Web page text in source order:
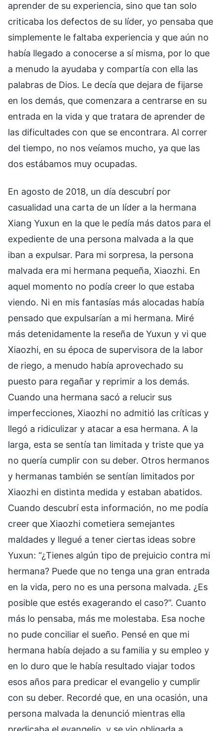
aprender de su experiencia, sino que tan solo
criticaba los defectos de su líder, yo pensaba que
simplemente le faltaba experiencia y que aún no
había llegado a conocerse a sí misma, por lo que
a menudo la ayudaba y compartía con ella las
palabras de Dios. Le decía que dejara de fijarse
en los demás, que comenzara a centrarse en su
entrada en la vida y que tratara de aprender de
las dificultades con que se encontrara. Al correr
del tiempo, no nos veíamos mucho, ya que las
dos estábamos muy ocupadas.
En agosto de 2018, un día descubrí por
casualidad una carta de un líder a la hermana
Xiang Yuxun en la que le pedía más datos para el
expediente de una persona malvada a la que
iban a expulsar. Para mi sorpresa, la persona
malvada era mi hermana pequeña, Xiaozhi. En
aquel momento no podía creer lo que estaba
viendo. Ni en mis fantasías más alocadas había
pensado que expulsarían a mi hermana. Miré
más detenidamente la reseña de Yuxun y vi que
Xiaozhi, en su época de supervisora de la labor
de riego, a menudo había aprovechado su
puesto para regañar y reprimir a los demás.
Cuando una hermana sacó a relucir sus
imperfecciones, Xiaozhi no admitió las críticas y
llegó a ridiculizar y atacar a esa hermana. A la
larga, esta se sentía tan limitada y triste que ya
no quería cumplir con su deber. Otros hermanos
y hermanas también se sentían limitados por
Xiaozhi en distinta medida y estaban abatidos.
Cuando descubrí esta información, no me podía
creer que Xiaozhi cometiera semejantes
maldades y llegué a tener ciertas ideas sobre
Yuxun: “¿Tienes algún tipo de prejuicio contra mi
hermana? Puede que no tenga una gran entrada
en la vida, pero no es una persona malvada. ¿Es
posible que estés exagerando el caso?”. Cuanto
más lo pensaba, más me molestaba. Esa noche
no pude conciliar el sueño. Pensé en que mi
hermana había dejado a su familia y su empleo y
en lo duro que le había resultado viajar todos
esos años para predicar el evangelio y cumplir
con su deber. Recordé que, en una ocasión, una
persona malvada la denunció mientras ella